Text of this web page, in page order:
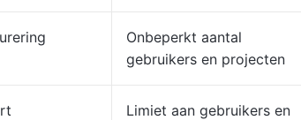
Onbeperkt aantal
gebruikers en projecten
Limiet aan gebruikers en